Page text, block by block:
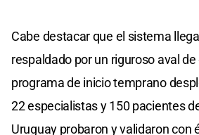
Cabe destacar que el sistema
respaldado por un riguroso aval
programa de inicio temprano
22 especialistas y 150 pacientes
Uruguay probaron y validaron con